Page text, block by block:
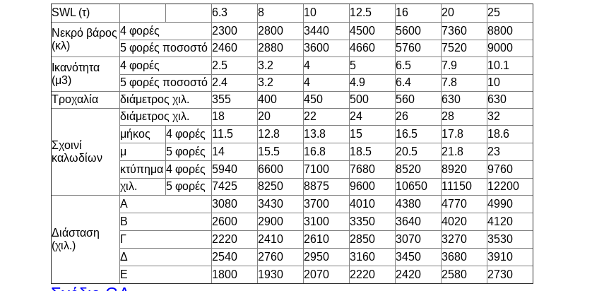
SWL (τ) 6.3 8 10 12.5 16 20
25
Νεκρό βάρος
(κλ)
4 φορές 2300 2800 3440 4500 5600 7360
8800
5 φορές ποσοστό 2460 2880 3600 4660 5760 7520
9000
Ικανότητα
(μ3)
4 φορές 2.5 3.2 4 5 6.5 7.9
10.1
5 φορές ποσοστό 2.4 3.2 4 4.9 6.4 7.8
10
Τροχαλία
διάμετρος χιλ. 355 400 450 500 560 630 630
Σχοινί
καλωδίων
διάμετρος χιλ. 18 20 22 24 26 28
32
μήκος
4 φορές 11.5 12.8 13.8 15 16.5 17.8
18.6
μ
5 φορές 14 15.5 16.8 18.5 20.5 21.8
23
κτύπημα 4 φορές 5940 6600 7100 7680 8520 8920
9760
χιλ.
5 φορές 7425 8250 8875 9600 10650 11150 12200
Διάσταση
(χιλ.)
Α 3080 3430 3700 4010 4380 4770
4990
Β
2600 2900 3100 3350 3640 4020
4120
Γ
2220 2410 2610 2850 3070 3270
3530
Δ
2540 2760 2950 3160 3450 3680
3910
Ε
1800 1930 2070 2220 2420 2580 2730